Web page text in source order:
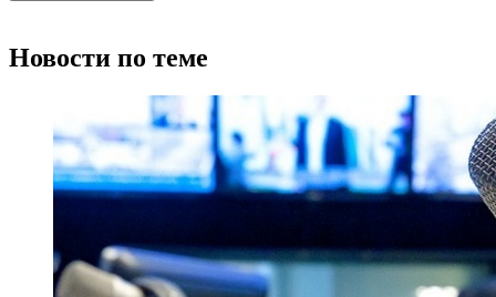
Новости по теме